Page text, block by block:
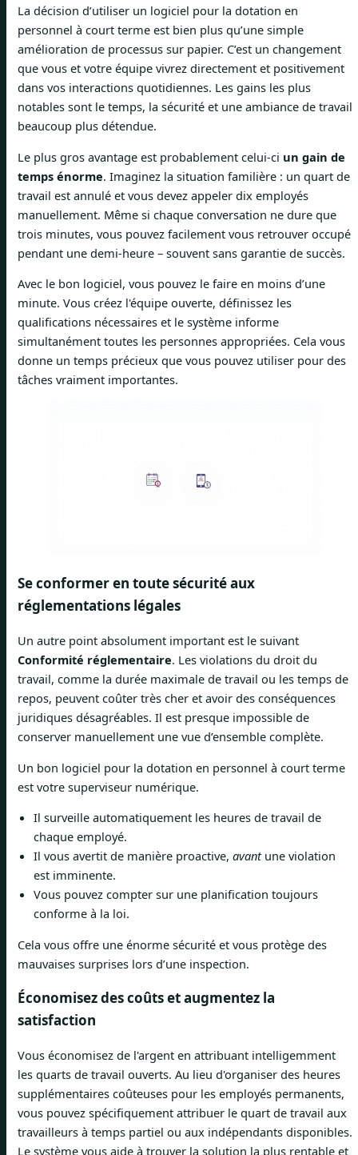
La décision d’utiliser un logiciel pour la dotation en
personnel à court terme est bien plus qu’une simple
amélioration de processus sur papier. C’est un changement
que vous et votre équipe vivrez directement et positivement
dans vos interactions quotidiennes. Les gains les plus
notables sont le temps, la sécurité et une ambiance de travail
beaucoup plus détendue.
Le plus gros avantage est probablement celui-ci un gain de
temps énorme. Imaginez la situation familière : un quart de
travail est annulé et vous devez appeler dix employés
manuellement. Même si chaque conversation ne dure que
trois minutes, vous pouvez facilement vous retrouver occupé
pendant une demi-heure – souvent sans garantie de succès.
Avec le bon logiciel, vous pouvez le faire en moins d’une
minute. Vous créez l'équipe ouverte, définissez les
qualifications nécessaires et le système informe
simultanément toutes les personnes appropriées. Cela vous
donne un temps précieux que vous pouvez utiliser pour des
tâches vraiment importantes.
Se conformer en toute sécurité aux
réglementations légales
Un autre point absolument important est le suivant
Conformité réglementaire. Les violations du droit du
travail, comme la durée maximale de travail ou les temps de
repos, peuvent coûter très cher et avoir des conséquences
juridiques désagréables. Il est presque impossible de
conserver manuellement une vue d’ensemble complète.
Un bon logiciel pour la dotation en personnel à court terme
est votre superviseur numérique.
Il surveille automatiquement les heures de travail de
chaque employé.
Il vous avertit de manière proactive, avantune violation
est imminente.
Vous pouvez compter sur une planification toujours
conforme à la loi.
Cela vous offre une énorme sécurité et vous protège des
mauvaises surprises lors d’une inspection.
Économisez des coûts et augmentez la
satisfaction
Vous économisez de l'argent en attribuant intelligemment
les quarts de travail ouverts. Au lieu d'organiser des heures
supplémentaires coûteuses pour les employés permanents,
vous pouvez spécifiquement attribuer le quart de travail aux
travailleurs à temps partiel ou aux indépendants disponibles.
Le système vous aide à trouver la solution la plus rentable et